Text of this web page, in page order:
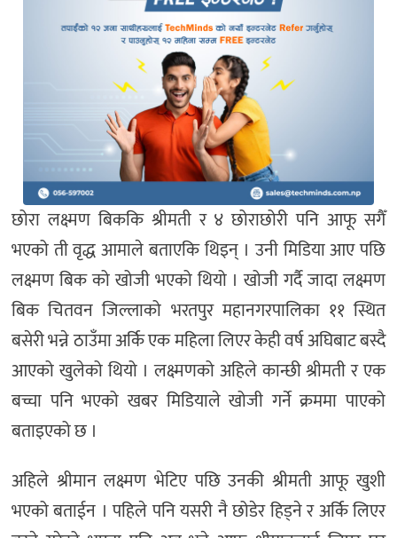
छोरा लक्ष्मण बिककि श्रीमती र ४ छोराछोरी पनि आफू सगैँ
भएको ती वृद्ध आमाले बताएकि थिइन् । उनी मिडिया आए पछि
लक्ष्मण बिक को खोजी भएको थियो । खोजी गर्दै जादा लक्ष्मण
बिक चितवन जिल्लाको भरतपुर महानगरपालिका ११ स्थित
बसेरी भन्ने ठाउँमा अर्कि एक महिला लिएर केही वर्ष अघिबाट बस्दै
आएको खुलेको थियो । लक्ष्मणको अहिले कान्छी श्रीमती र एक
बच्चा पनि भएको खबर मिडियाले खोजी गर्ने क्रममा पाएको
बताइएको छ ।
अहिले श्रीमान लक्ष्मण भेटिए पछि उनकी श्रीमती आफू खुशी
भएको बताईन । पहिले पनि यसरी नै छोडेर हिड्ने र अर्कि लिएर